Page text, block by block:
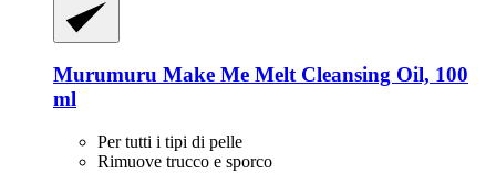
Murumuru Make Me Melt Cleansing Oil, 100
ml
Per tutti i tipi di pelle
Rimuove trucco e sporco